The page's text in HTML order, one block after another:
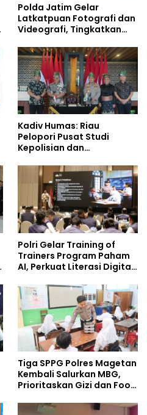
Polda Jatim Gelar
Latkatpuan Fotografi dan
Videografi, Tingkatkan
Era Digital
Kadiv Humas: Riau
Pelopori Pusat Studi
Kepolisian dan
Policing Masuki Babak
Polri Gelar Training of
Trainers Program Paham
AI, Perkuat Literasi Digital
Tiga SPPG Polres Magetan
Kembali Salurkan MBG,
Prioritaskan Gizi dan Food